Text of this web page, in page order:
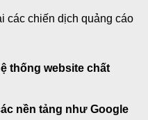
các chiến dịch quảng cáo
thống website chất
nền tảng như Google